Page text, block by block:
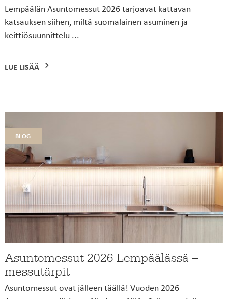
Lempäälän Asuntomessut 2026 tarjoavat kattavan
katsauksen siihen, miltä suomalainen asuminen ja
keittiösuunnittelu ...
LUE LISÄÄ
blog
Asuntomessut 2026 Lempäälässä –
messutärpit
Asuntomessut ovat jälleen täällä! Vuoden 2026